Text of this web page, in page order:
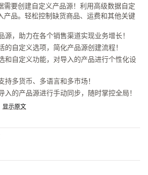
需要创建自定义产品源！利用高级数据自定
产品。轻松控制缺货商品、运费和其他关键
源，助力在各个销售渠道实现业务增长！
的自定义选项，简化产品源创建流程！
和自定义功能，对导入的产品进行个性化设
持多货币、多语言和多市场！
入的产品源进行手动同步，随时掌控全局！
显示原文